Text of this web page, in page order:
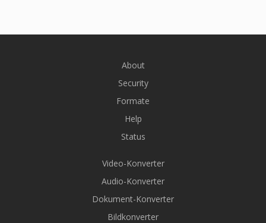
About
Security
Formate
Help
Status
Video-Konverter
Audio-Konverter
Dokument-Konverter
Bildkonverter